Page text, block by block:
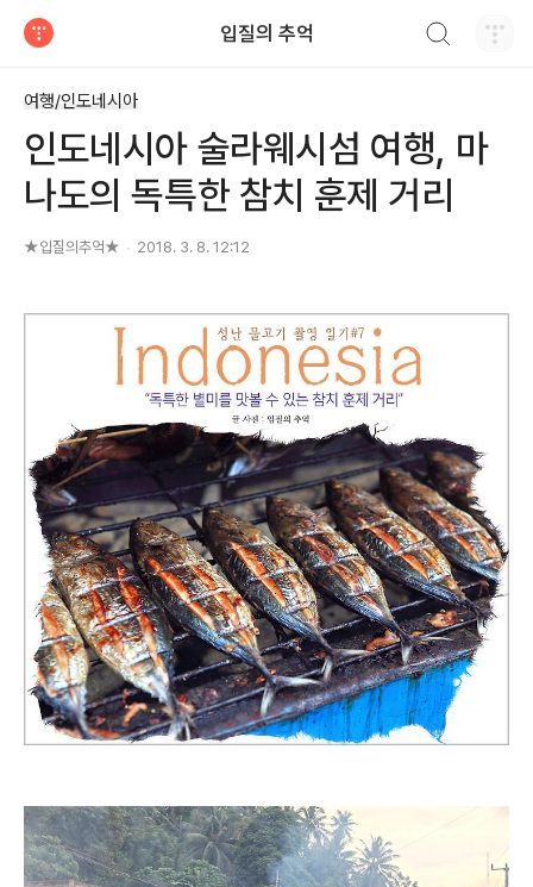
입질의 추억
여행/인도네시아
인도네시아 술라웨시섬 여행, 마
나도의 독특한 참치 훈제 거리
★입질의추억★ 2018. 3. 8. 12:12